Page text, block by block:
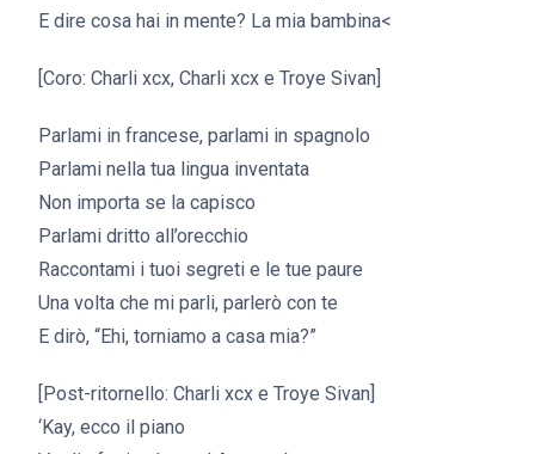
E dire cosa hai in mente? La mia bambina<
[Coro: Charli xcx, Charli xcx e Troye Sivan]
Parlami in francese, parlami in spagnolo
Parlami nella tua lingua inventata
Non importa se la capisco
Parlami dritto all’orecchio
Raccontami i tuoi segreti e le tue paure
Una volta che mi parli, parlerò con te
E dirò, “Ehi, torniamo a casa mia?”
[Post-ritornello: Charli xcx e Troye Sivan]
‘Kay, ecco il piano